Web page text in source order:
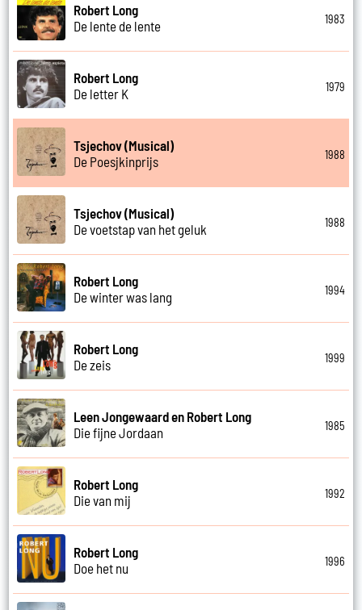
Robert Long
De lente de lente
1983
Robert Long
De letter K
1979
Tsjechov (Musical)
De Poesjkinprijs
1988
Tsjechov (Musical)
De voetstap van het geluk
1988
Robert Long
De winter was lang
1994
Robert Long
De zeis
1999
Leen Jongewaard en Robert Long
Die fijne Jordaan
1985
Robert Long
Die van mij
1992
Robert Long
Doe het nu
1996